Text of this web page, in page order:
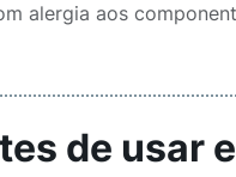
alergia aos
de usar